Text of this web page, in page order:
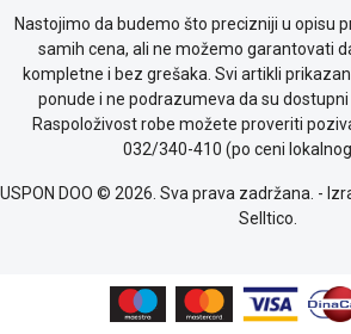
Nastojimo da budemo što precizniji u opisu
samih cena, ali ne možemo garantovati
kompletne i bez grešaka. Svi artikli
ponude i ne podrazumeva da su
Raspoloživost robe možete proveriti
032/340-410 (po ceni
USPON DOO © 2026. Sva prava zadržana. -
Selltico.